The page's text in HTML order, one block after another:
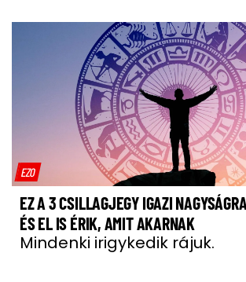
EZO
EZ A 3 CSILLAGJEGY IGAZI
ÉS EL IS ÉRIK, AMIT AKARNAK
Mindenki irigykedik rájuk.